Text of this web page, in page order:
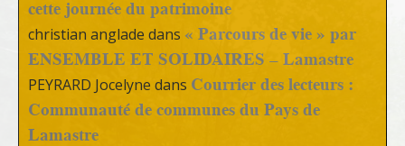
cette journée du patrimoine
christian anglade dans « Parcours de vie » par
ENSEMBLE ET SOLIDAIRES – Lamastre
PEYRARD Jocelyne dans Courrier des lecteurs :
Communauté de communes du Pays de
Lamastre